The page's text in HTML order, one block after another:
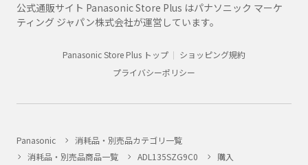
公式通販サイト Panasonic Store Plus はパナソニック マーケ
ティング ジャパン株式会社が運営しています。
Panasonic Store Plus トップ
ショッピング規約
プライバシーポリシー
Panasonic
消耗品・別売品カテゴリ一覧
消耗品・別売品商品一覧
ADL135SZG9C0 購入